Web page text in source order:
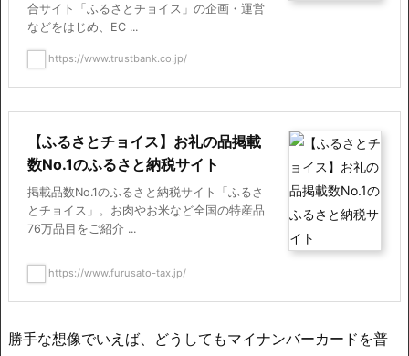
合サイト「ふるさとチョイス」の企画・運営
などをはじめ、EC ...
https://www.trustbank.co.jp/
【ふるさとチョイス】お礼の品掲載
数No.1のふるさと納税サイト
掲載品数No.1のふるさと納税サイト「ふるさ
とチョイス」。お肉やお米など全国の特産品
76万品目をご紹介 ...
https://www.furusato-tax.jp/
勝手な想像でいえば、どうしてもマイナンバーカードを普